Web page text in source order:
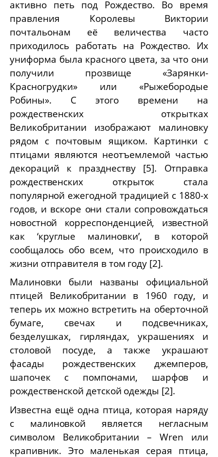
активно петь под Рождество. Во время
правления Королевы Виктории
почтальонам её величества часто
приходилось работать на Рождество. Их
униформа была красного цвета, за что они
получили прозвище «Зарянки-
Красногрудки» или «Рыжебородые
Робины». С этого времени на
рождественских открытках
Великобритании изображают малиновку
рядом с почтовым ящиком. Картинки с
птицами являются неотъемлемой частью
декораций к празднеству [5]. Отправка
рождественских открыток стала
популярной ежегодной традицией с 1880-х
годов, и вскоре они стали сопровождаться
новостной корреспонденцией, известной
как ‘круглые малиновки’, в которой
сообщалось обо всем, что происходило в
жизни отправителя в том году [2].
Малиновки были названы официальной
птицей Великобритании в 1960 году, и
теперь их можно встретить на оберточной
бумаге, свечах и подсвечниках,
безделушках, гирляндах, украшениях и
столовой посуде, а также украшают
фасады рождественских джемперов,
шапочек с помпонами, шарфов и
рождественской детской одежды [2].
Известна ещё одна птица, которая наряду
с малиновкой является негласным
символом Великобритании –Wren или
крапивник. Это маленькая серая птица,